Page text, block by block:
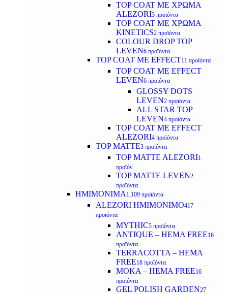
TOP COAT ΜΕ ΧΡΩΜΑ
ALEZORI3 προϊόντα
TOP COAT ΜΕ ΧΡΩΜΑ
KINETICS2 προϊόντα
COLOUR DROP TOP
LEVEN6 προϊόντα
TOP COAT ΜΕ EFFECT11 προϊόντα
TOP COAT ME EFFECT
LEVEN6 προϊόντα
GLOSSY DOTS
LEVEN2 προϊόντα
ALL STAR TOP
LEVEN4 προϊόντα
TOP COAT ME EFFECT
ALEZORI4 προϊόντα
TOP MATTE3 προϊόντα
TOP MATTE ALEZORI1
προϊόν
TOP MATTE LEVEN2
προϊόντα
ΗΜΙΜΟΝΙΜΑ 1,109 προϊόντα
ALEZORI ΗΜΙΜΟΝΙΜΟ417
προϊόντα
MYTHIC5 προϊόντα
ANTIQUE – HEMA FREE16
προϊόντα
TERRACOTTA – HEMA
FREE18 προϊόντα
MOKA – HEMA FREE16
προϊόντα
GEL POLISH GARDEN27